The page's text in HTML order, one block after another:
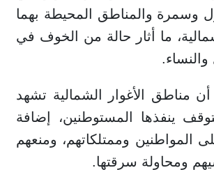
وسمرة والمناطق المحيطة بهما
ما أثار حالة من الخوف في
أن مناطق الأغوار الشمالية تشهد
ينفذها المستوطنين، إضافة
المواطنين وممتلكاتهم، ومنعهم
ومحاولة سرقتها.